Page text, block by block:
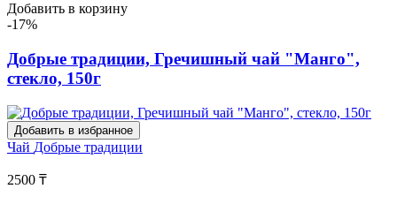
Добавить в корзину
-17%
Добрые традиции, Гречишный чай "Манго",
стекло, 150г
Добавить в избранное
Чай Добрые традиции
2500 ₸